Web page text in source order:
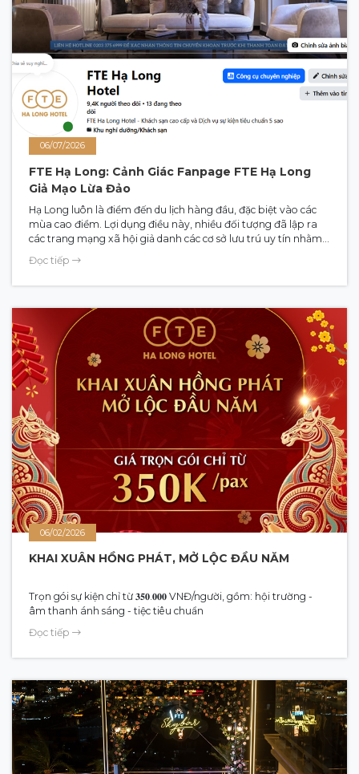
06/07/2026
FTE Hạ Long: Cảnh Giác Fanpage FTE Hạ Long
Giả Mạo Lừa Đảo
Hạ Long luôn là điểm đến du lịch hàng đầu, đặc biệt vào các
mùa cao điểm. Lợi dụng điều này, nhiều đối tượng đã lập ra
các trang mạng xã hội giả danh các cơ sở lưu trú uy tín nhằm
trường hợp FTE hạ Long giả mạo xuất hiện trên Facebook với
xác FTE Hạ Long chính chủ để có một kỳ nghỉ an toàn và trọn
vẹn.
Đọc tiếp
06/02/2026
KHAI XUÂN HỒNG PHÁT, MỞ LỘC ĐẦU NĂM
Trọn gói sự kiện chỉ từ 𝟑𝟓𝟎.𝟎𝟎𝟎 VNĐ/người, gồm: hội trường -
âm thanh ánh sáng - tiệc tiêu chuẩn
Đọc tiếp